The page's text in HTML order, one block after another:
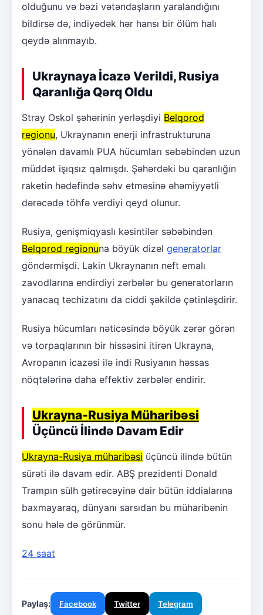
olduğunu və bəzi vətəndaşların yaralandığını
bildirsə də, indiyədək hər hansı bir ölüm halı
qeydə alınmayıb.
Ukraynaya İcazə Verildi, Rusiya
Qaranlığa Qərq Oldu
Stray Oskol şəhərinin yerləşdiyi Belqorod
regionu, Ukraynanın enerji infrastrukturuna
yönələn davamlı PUA hücumları səbəbindən uzun
müddət işıqsız qalmışdı. Şəhərdəki bu qaranlığın
raketin hədəfində səhv etməsinə əhəmiyyətli
dərəcədə töhfə verdiyi qeyd olunur.
Rusiya, genişmiqyaslı kəsintilər səbəbindən
Belqorod regionuna böyük dizel generatorlar
göndərmişdi. Lakin Ukraynanın neft emalı
zavodlarına endirdiyi zərbələr bu generatorların
yanacaq təchizatını da ciddi şəkildə çətinləşdirir.
Rusiya hücumları nəticəsində böyük zərər görən
və torpaqlarının bir hissəsini itirən Ukrayna,
Avropanın icazəsi ilə indi Rusiyanın həssas
nöqtələrinə daha effektiv zərbələr endirir.
Ukrayna-Rusiya Müharibəsi
Üçüncü İlində Davam Edir
Ukrayna-Rusiya müharibəsi üçüncü ilində bütün
sürəti ilə davam edir. ABŞ prezidenti Donald
Trampın sülh gətirəcəyinə dair bütün iddialarına
baxmayaraq, dünyanı sarsıdan bu müharibənin
sonu hələ də görünmür.
24 saat
Paylaş: Facebook Twitter Telegram